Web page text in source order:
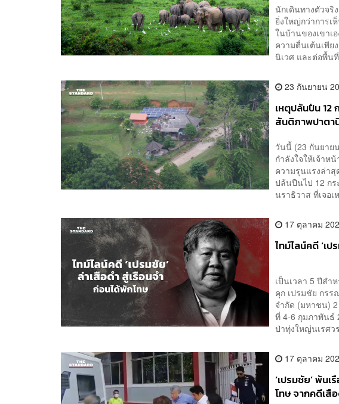
นักเดินทางตัวจริ
ยิ่งใหญ่กว่าการเ
ในบ้านของเขาเ
ความตื่นเต้นเพีย
นิเวศ และต่อพื้น
23 กันยายน
เหตุปล้นปืน 12
สันติภาพปาตา
วันนี้ (23 กันยาย
กำลังใจให้เจ้า
ความรุนแรงล่าสุ
ปล้นปืนไป 12 กร
นราธิวาส ที่เจอ
17 ตุลาคม
ไทม์ไลน์คดี ‘เ
เป็นเวลา 5 ปีสำ
คุก เปรมชัย กรร
จำกัด (มหาชน)
ที่ 4-6 กุมภาพันธ์
ป่าทุ่งใหญ่นเรศ
17 ตุลาคม
‘เปรมชัย’ พ้
โทษ จากคดีเสื